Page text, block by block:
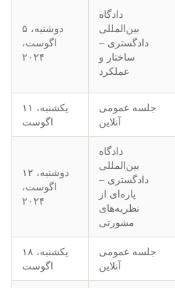
دوشنبه، ۵
اگوست،
۲۰۲۴
دادگاه
بین‌المللی
دادگستری –
ساختار و
عملکرد
یکشنبه، ۱۱
اگوست
جلسه عمومی
آنلاین
دوشنبه، ۱۲
اگوست،
۲۰۲۴
دادگاه
بین‌المللی
دادگستری –
پاره‌ای از
نظریه‌های
مشورتی
یکشنبه، ۱۸
اگوست
جلسه عمومی
آنلاین